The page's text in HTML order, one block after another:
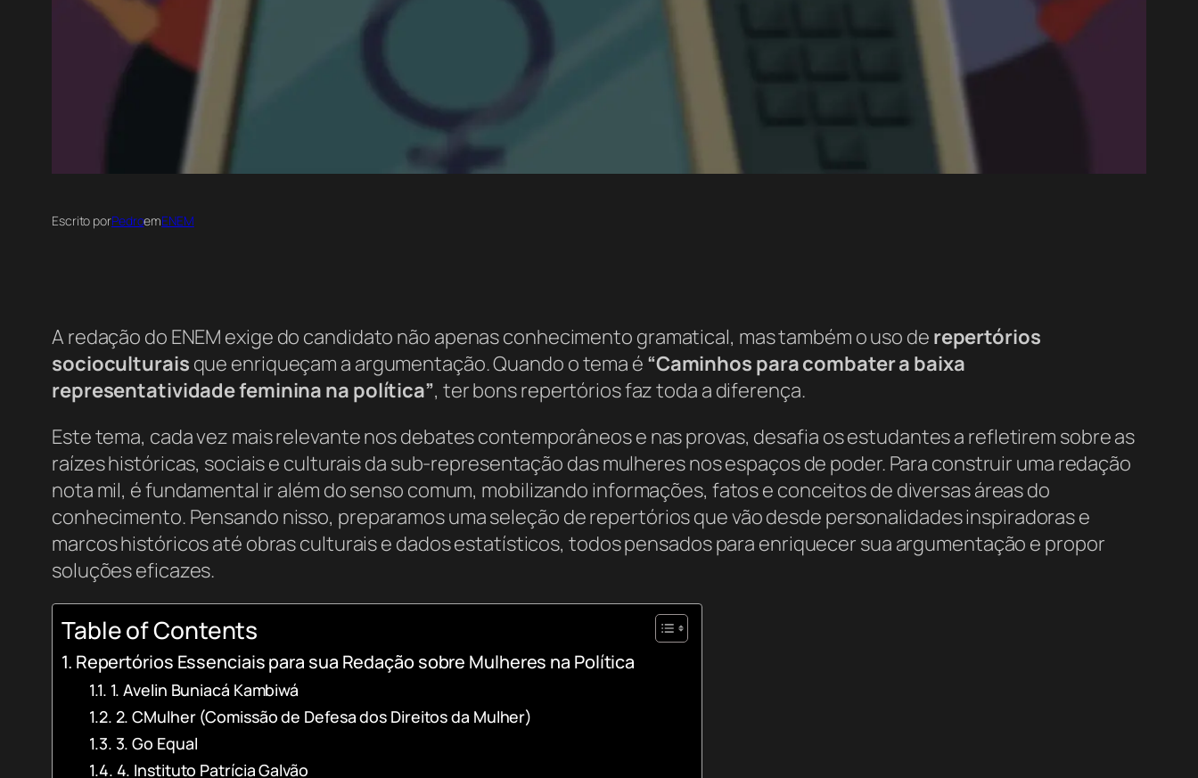
Escrito porPedroemENEM
A redação do ENEM exige do candidato não apenas conhecimento gramatical, mas também o uso de repertórios
socioculturais que enriqueçam a argumentação. Quando o tema é “Caminhos para combater a baixa
representatividade feminina na política”, ter bons repertórios faz toda a diferença.
Este tema, cada vez mais relevante nos debates contemporâneos e nas provas, desafia os estudantes a refletirem sobre as
raízes históricas, sociais e culturais da sub-representação das mulheres nos espaços de poder. Para construir uma redação
nota mil, é fundamental ir além do senso comum, mobilizando informações, fatos e conceitos de diversas áreas do
conhecimento. Pensando nisso, preparamos uma seleção de repertórios que vão desde personalidades inspiradoras e
marcos históricos até obras culturais e dados estatísticos, todos pensados para enriquecer sua argumentação e propor
soluções eficazes.
Table of Contents
Repertórios Essenciais para sua Redação sobre Mulheres na Política
1. Avelin Buniacá Kambiwá
2. CMulher (Comissão de Defesa dos Direitos da Mulher)
3. Go Equal
4. Instituto Patrícia Galvão